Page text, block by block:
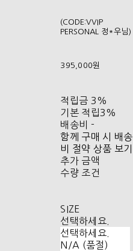
(CODE:VVIP
PERSONAL 정*우님)
395,000원
적립금 3%
기본 적립3%
배송비 -
함께 구매 시 배송
비 절약 상품 보기
추가 금액
수량 조건
SIZE
선택하세요.
선택하세요.
N/A (품절)